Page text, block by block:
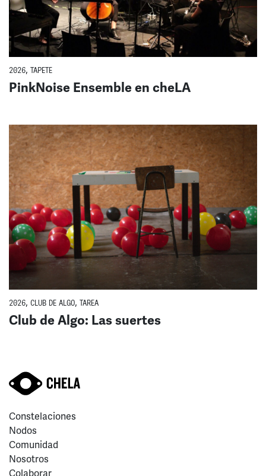
2026, TAPETE
PinkNoise Ensemble en cheLA
2026, CLUB DE ALGO, TAREA
Club de Algo: Las suertes
Constelaciones
Nodos
Comunidad
Nosotros